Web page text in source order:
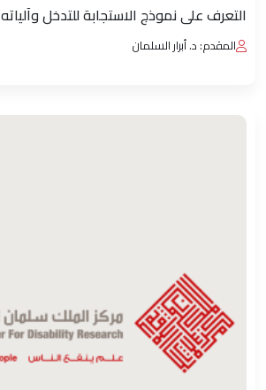
التعرف على نموذج الاستجابة للتدخل وآلياته
المقدم: د. أبرار السلمان